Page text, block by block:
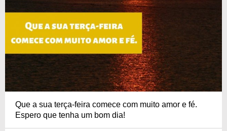
Que a sua terça-feira comece com muito amor e fé.
Espero que tenha um bom dia!